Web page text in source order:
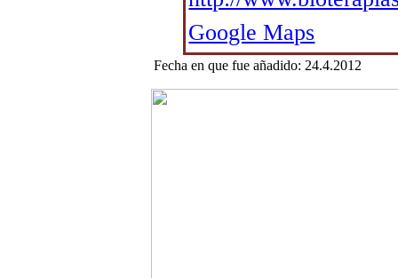
Google Maps
Fecha en que fue añadido: 24.4.2012